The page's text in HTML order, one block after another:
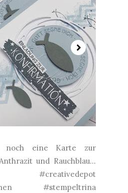
noch eine Karte zur
und Rauchblau...
#creativedepot
#stempeltrina